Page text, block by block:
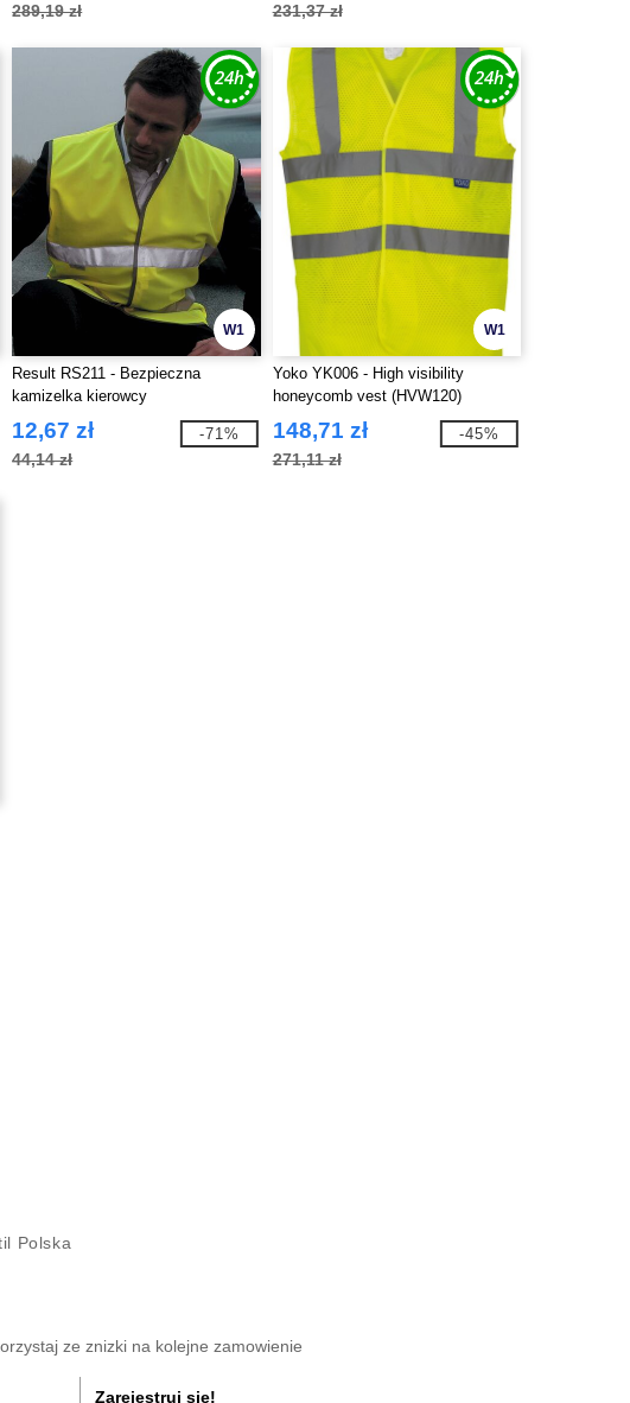
289,19 zł 231,37 zł
W1
Result RS211 - Bezpieczna
kamizelka kierowcy
12,67 zł
44,14 zł
-71%
W1
Yoko YK006 - High visibility
honeycomb vest (HVW120)
148,71 zł
271,11 zł
-45%
Polska
ze znizki na kolejne zamowienie
Zarejestruj się!